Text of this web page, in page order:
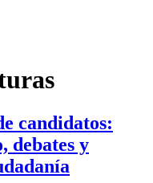
candidatos:
debates y